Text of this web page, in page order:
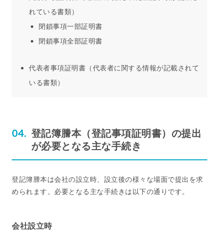
れている書類）
閉鎖事項一部証明書
閉鎖事項全部証明書
代表者事項証明書（代表者に関する情報が記載されて
いる書類）
登記簿謄本（登記事項証明書）の提出
が必要となる主な手続き
登記簿謄本は会社の設立時、設立後の様々な場面で提出を求
められます。必要となる主な手続きは以下の通りです。
会社設立時